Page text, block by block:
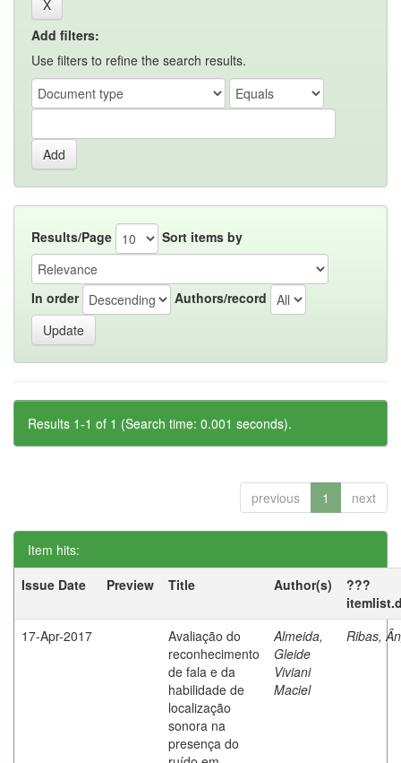
Add filters:
Use filters to refine the search results.
Results/Page Sort items by
In order Authors/record
Results 1-1 of 1 (Search time: 0.001 seconds).
previous 1 next
Item hits:
Issue Date
Preview Title Author(s)
???
17-Apr-2017
Avaliação do
reconhecimento
de fala e da
habilidade de
localização
sonora na
presença do
Almeida,
Gleide
Viviani
Maciel
Ribas,